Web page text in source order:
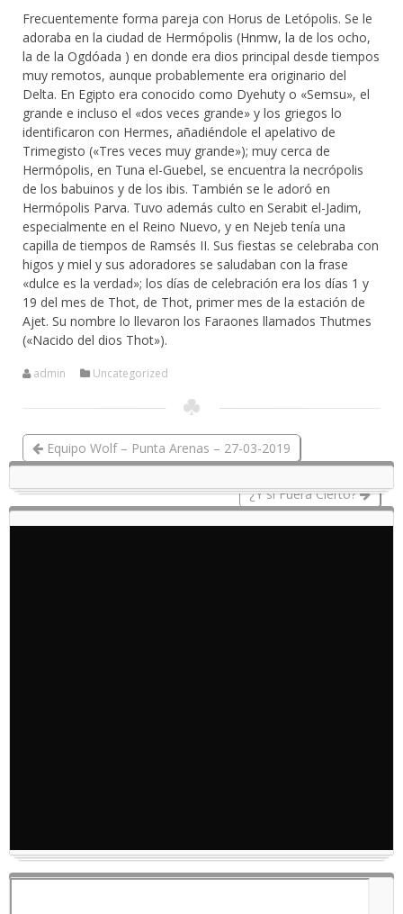
Frecuentemente forma pareja con Horus de Letópolis. Se le
adoraba en la ciudad de Hermópolis (Hnmw, la de los ocho,
la de la Ogdóada ) en donde era dios principal desde tiempos
muy remotos, aunque probablemente era originario del
Delta. En Egipto era conocido como Dyehuty o «Semsu», el
grande e incluso el «dos veces grande» y los griegos lo
identificaron con Hermes, añadiéndole el apelativo de
Trimegisto («Tres veces muy grande»); muy cerca de
Hermópolis, en Tuna el-Guebel, se encuentra la necrópolis
de los babuinos y de los ibis. También se le adoró en
Hermópolis Parva. Tuvo además culto en Serabit el-Jadim,
especialmente en el Reino Nuevo, y en Nejeb tenía una
capilla de tiempos de Ramsés II. Sus fiestas se celebraba con
higos y miel y sus adoradores se saludaban con la frase
«dulce es la verdad»; los días de celebración era los días 1 y
19 del mes de Thot, de Thot, primer mes de la estación de
Ajet. Su nombre lo llevaron los Faraones llamados Thutmes
(«Nacido del dios Thot»).
admin Uncategorized
Equipo Wolf – Punta Arenas – 27-03-2019
¿Y si Fuera Cierto?